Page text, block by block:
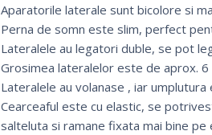
Aparatorile laterale sunt bicolore si
Perna de somn este slim, perfect
Lateralele au legatori duble, se pot
Grosimea lateralelor este de aprox. 6
Lateralele au volanase , iar
Cearceaful este cu elastic, se
salteluta si ramane fixata mai bine pe